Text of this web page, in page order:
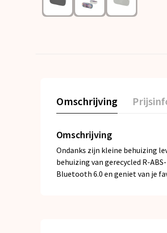
Omschrijving
Omschrijving
Ondanks zijn kleine behuizing
behuizing van gerecycled R-
Bluetooth 6.0 en geniet van je